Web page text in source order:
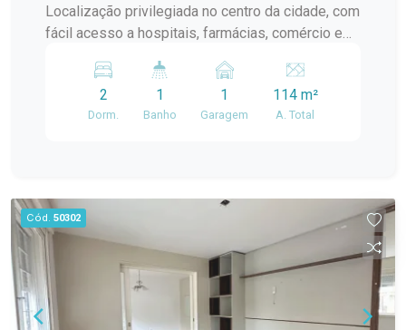
Localização privilegiada no centro da cidade, com
fácil acesso a hospitais, farmácias, comércio e
para seu conforto e bem-estar. Banheiro social
mobiliado, com acabamentos de qualidade.
Cozinha com móveis sob medida. Espaço de
2
Dorm.
1
Banho
1
Garagem
114 m²
A. Total
Cód. 50302